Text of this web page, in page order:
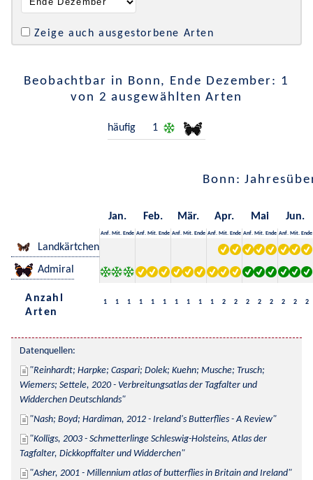
Zeige auch ausgestorbene Arten
Beobachtbar in Bonn, Ende Dezember: 1
von 2 ausgewählten Arten
häufig 1
Bonn:
Jan. Feb. Mär. Apr. Mai Jun.
Anf. Mit. Ende Anf. Mit. Ende Anf. Mit. Ende Anf. Mit. Ende Anf. Mit. Ende Anf. Mit. Ende
Landkärtchen
Admiral
Anzahl
Arten
1 1 1 1 1 1 1 1 1 1 2 2 2 2 2 2 2 2
Datenquellen:
Reinhardt; Harpke; Caspari; Dolek; Kuehn; Musche; Trusch;
Wiemers; Settele, 2020 - Verbreitungsatlas der Tagfalter und
Widderchen Deutschlands
Nash; Boyd; Hardiman, 2012 - Ireland's Butterflies - A Review
Kolligs, 2003 - Schmetterlinge Schleswig-Holsteins, Atlas der
Tagfalter, Dickkopffalter und Widderchen
Asher, 2001 - Millennium atlas of butterflies in Britain and Ireland